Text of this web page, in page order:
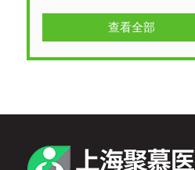
查看全部